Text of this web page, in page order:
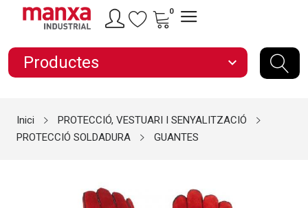
0
Productes expand_more
Inici
PROTECCIÓ, VESTUARI I SENYALITZACIÓ
PROTECCIÓ SOLDADURA
GUANTES